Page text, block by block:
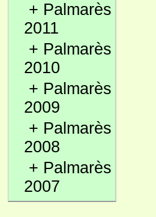
+ Palmarès
2011
+ Palmarès
2010
+ Palmarès
2009
+ Palmarès
2008
+ Palmarès
2007